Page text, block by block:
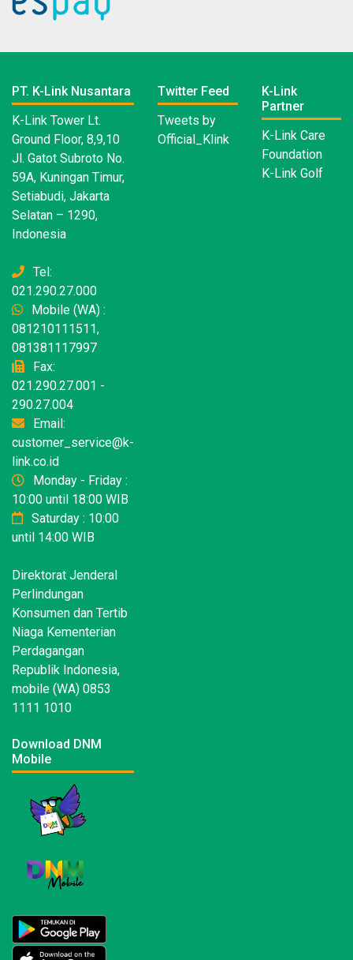
PT. K-Link Nusantara
K-Link Tower Lt.
Ground Floor, 8,9,10
Jl. Gatot Subroto No.
59A, Kuningan Timur,
Setiabudi, Jakarta
Selatan – 1290,
Indonesia
Tel:
021.290.27.000
Mobile (WA) :
081210111511,
081381117997
Fax:
021.290.27.001 -
290.27.004
Email:
customer_service@k-
link.co.id
Monday - Friday :
10:00 until 18:00 WIB
Saturday : 10:00
until 14:00 WIB
Direktorat Jenderal
Perlindungan
Konsumen dan Tertib
Niaga Kementerian
Perdagangan
Republik Indonesia,
mobile (WA) 0853
1111 1010
Download DNM
Mobile
Twitter Feed
Tweets by
Official_Klink
K-Link
Partner
K-Link Care
Foundation
K-Link Golf